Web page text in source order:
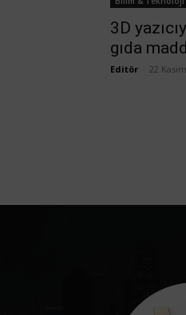
3D
gıda
Editör 22